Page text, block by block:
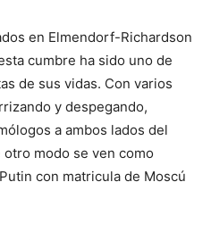
en Elmendorf-Richardson
cumbre ha sido uno de
de sus vidas. Con varios
y despegando,
a ambos lados del
modo se ven como
con matricula de Moscú